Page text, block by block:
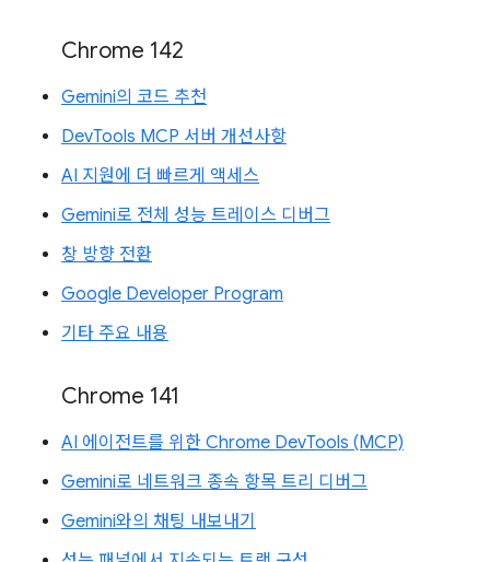
Chrome 142
Gemini의 코드 추천
DevTools MCP 서버 개선사항
AI 지원에 더 빠르게 액세스
Gemini로 전체 성능 트레이스 디버그
창 방향 전환
Google Developer Program
기타 주요 내용
Chrome 141
AI 에이전트를 위한 Chrome DevTools (MCP)
Gemini로 네트워크 종속 항목 트리 디버그
Gemini와의 채팅 내보내기